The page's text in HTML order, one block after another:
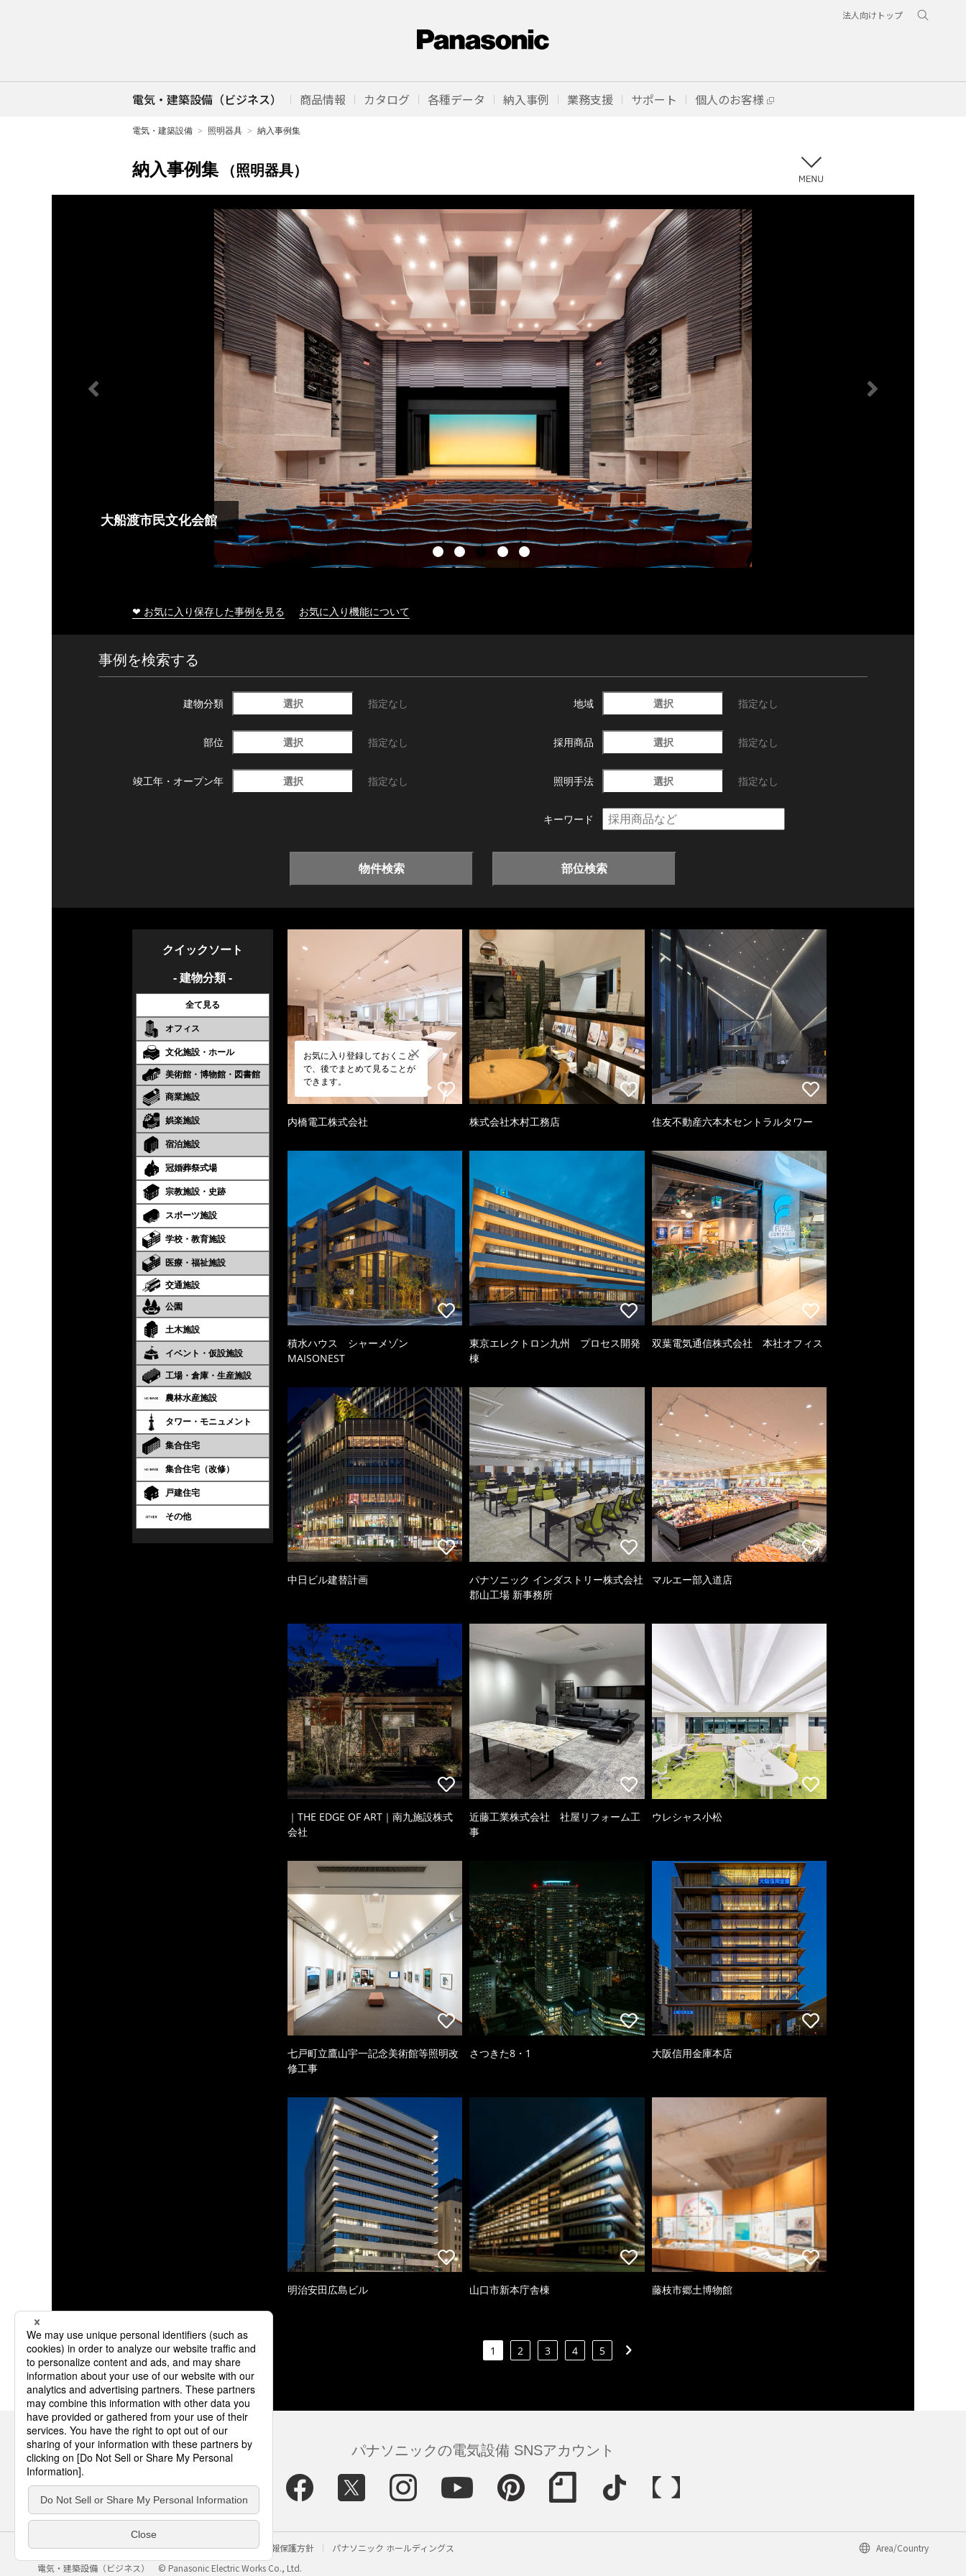
法人向けトップ
電気・建築設備（ビジネス） 商品情報 カタログ 各種データ 納入事例 業務支援 サポート 個人のお客様
電気・建築設備 照明器具 納入事例集
納入事例集 （照明器具）
大船渡市民文化会館
❤ お気に入り保存した事例を見る お気に入り機能について
事例を検索する
建物分類 選択 指定なし 地域 選択 指定なし
部位 選択 指定なし 採用商品 選択 指定なし
竣工年・ オープン年 選択 指定なし 照明手法 選択 指定なし
キーワード
物件検索 部位検索
クイックソート
- 建物分類 -
全て見る
オフィス
文化施設・ホール
美術館・博物館・図書館
商業施設
娯楽施設
宿泊施設
冠婚葬祭式場
宗教施設・史跡
スポーツ施設
学校・教育施設
医療・福祉施設
交通施設
公園
土木施設
イベント・仮設施設
工場・倉庫・生産施設
農林水産施設
タワー・モニュメント
集合住宅
集合住宅（改修）
戸建住宅
その他
お気に入り登録しておくこと
で、後でまとめて見ることが
できます。
内橋電工株式会社 株式会社木村工務店 住友不動産六本木セントラルタワー
積水ハウス シャーメゾン
MAISONEST
東京エレクトロン九州 プロセス開発
棟
双葉電気通信株式会社 本社オフィス
中日ビル建替計画
パナソニック インダストリー株式会社
郡山工場 新事務所
マルエー部入道店
｜THE EDGE OF ART｜南九施設株式
会社
近藤工業株式会社 社屋リフォーム工
事
ウレシャス小松
七戸町立鷹山宇一記念美術館等照明改
修工事
さつきた8・1 大阪信用金庫本店
明治安田広島ビル 山口市新本庁舎棟 藤枝市郷土博物館
1 2 3 4 5
パナソニックの電気設備 SNSアカウント
サイトのご利用にあたって クッキーポリシー 個人情報保護方針 パナソニック ホールディングス
Area/Country
電気・建築設備（ビジネス）
© Panasonic Electric Works Co., Ltd.